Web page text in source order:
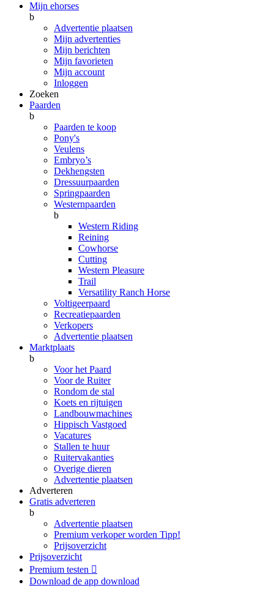
Mijn ehorses
b
Advertentie plaatsen
Mijn advertenties
Mijn berichten
Mijn favorieten
Mijn account
Inloggen
Zoeken
Paarden
b
Paarden te koop
Pony's
Veulens
Embryo’s
Dekhengsten
Dressuurpaarden
Springpaarden
Westernpaarden
b
Western Riding
Reining
Cowhorse
Cutting
Western Pleasure
Trail
Versatility Ranch Horse
Voltigeerpaard
Recreatiepaarden
Verkopers
Advertentie plaatsen
Marktplaats
b
Voor het Paard
Voor de Ruiter
Rondom de stal
Koets en rijtuigen
Landbouwmachines
Hippisch Vastgoed
Vacatures
Stallen te huur
Ruitervakanties
Overige dieren
Advertentie plaatsen
Adverteren
Gratis adverteren
b
Advertentie plaatsen
Premium verkoper worden Tipp!
Prijsoverzicht
Prijsoverzicht
Premium testen 
Download de app download